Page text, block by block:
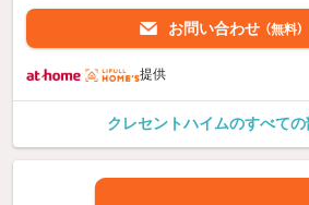
お問い合わせ （無料）
提供
クレセントハイムのすべて